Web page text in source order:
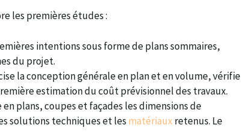
les premières études :
intentions sous forme de plans sommaires,
du projet.
la conception générale en plan et en volume, vérifie
estimation du coût prévisionnel des travaux.
plans, coupes et façades les dimensions de
solutions techniques et les matériaux retenus. Le